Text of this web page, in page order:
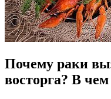
Почему раки
восторга? В